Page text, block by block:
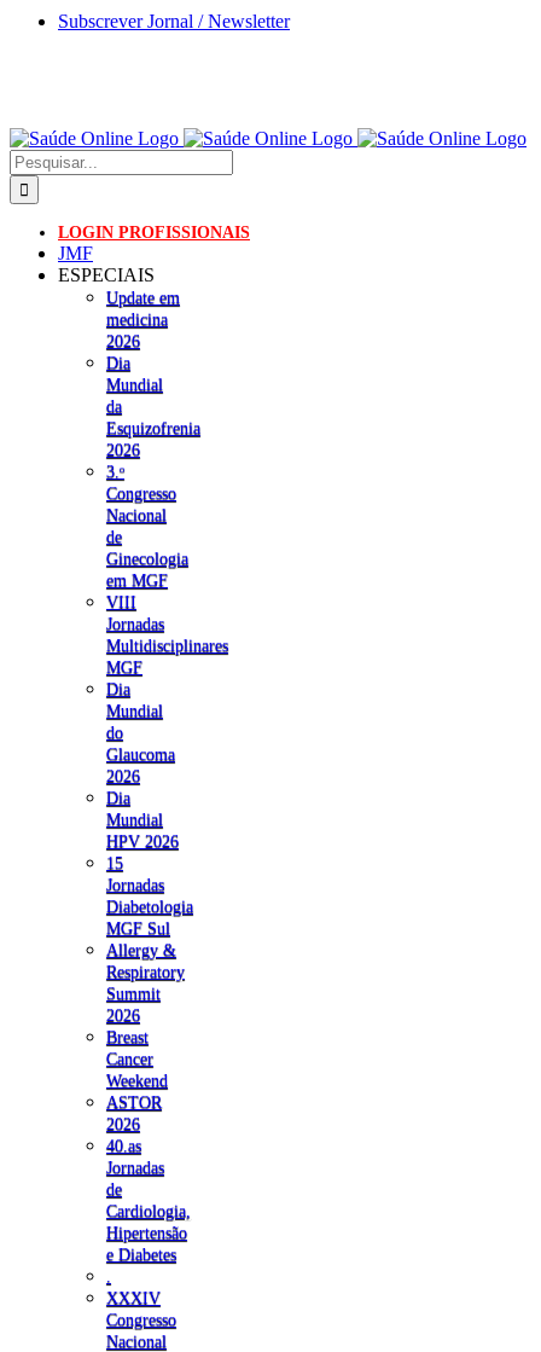
Skip
Subscrever Jornal / Newsletter
Pesquisar
LOGIN PROFISSIONAIS
JMF
ESPECIAIS
Update em
medicina
2026
Dia
Mundial
da
Esquizofrenia
2026
3.ᵒ
Congresso
Nacional
de
Ginecologia
em MGF
VIII
Jornadas
Multidisciplinares
MGF
Dia
Mundial
do
Glaucoma
2026
Dia
Mundial
HPV 2026
15
Jornadas
Diabetologia
MGF Sul
Allergy &
Respiratory
Summit
2026
Breast
Cancer
Weekend
ASTOR
2026
40.as
Jornadas
de
Cardiologia,
Hipertensão
e Diabetes
XXXIV
Congresso
Nacional